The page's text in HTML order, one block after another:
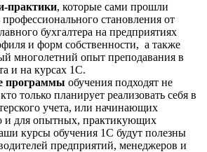
практики, которые сами прошли
становления от
бухгалтера на предприятиях
и форм собственности, а также
многолетний опыт преподавания в
и на курсах 1С.
программы обучения подходят не
только планирует реализовать себя в
учета, или начинающих
и для опытных, практикующих
курсы обучения 1С будут полезны
предприятий, менеджеров и